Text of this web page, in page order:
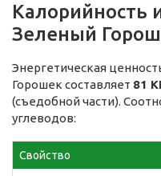
Калорийность
Зеленый
Энергетическая
Горошек составляет 81
(съедобной части).
углеводов:
Свойство